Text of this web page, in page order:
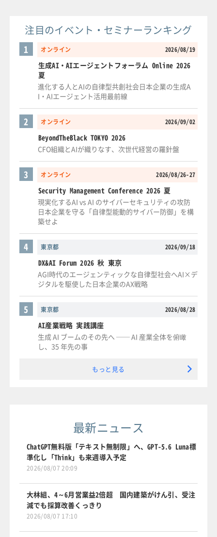
注目のイベント・セミナーランキング
オンライン 2026/08/19
1
生成AI・AIエージェントフォーラム Online 2026
夏
進化する人とAIの自律型共創社会日本企業の生成A
I・AIエージェント活用最前線
オンライン 2026/09/02
2
BeyondTheBlack TOKYO 2026
CFO組織とAIが織りなす、次世代経営の羅針盤
オンライン 2026/08/26-27
3
Security Management Conference 2026 夏
現実化するAI vs AI のサイバーセキュリティの攻防
日本企業を守る「自律型能動的サイバー防御」を構
築せよ
東京都 2026/09/18
4
DX&AI Forum 2026 秋 東京
AGI時代のエージェンティックな自律型社会へAI×デ
ジタルを駆使した日本企業のAX戦略
東京都 2026/08/28
5
AI産業戦略 実践講座
生成 AI ブームのその先へ ── AI 産業全体を俯瞰
し、35 年先の事
もっと見る
最新ニュース
ChatGPT無料版「テキスト無制限」へ、GPT-5.6 Luna標
準化し「Think」も来週導入予定
2026/08/07 20:09
大林組、4～6月営業益2倍超 国内建築がけん引、受注
減でも採算改善くっきり
2026/08/07 17:10